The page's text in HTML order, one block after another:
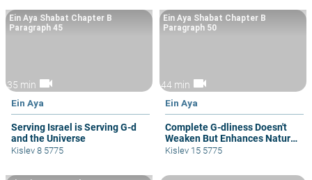
35 min videocam
Ein Aya
Serving Israel is Serving G-d
and the Universe
Ein Aya Shabat Chapter B
Paragraph 45
Kislev 8 5775
44 min videocam
Ein Aya
Complete G-dliness Doesn't
Weaken But Enhances Natural
Drives
Ein Aya Shabat Chapter B
Paragraph 50
Kislev 15 5775